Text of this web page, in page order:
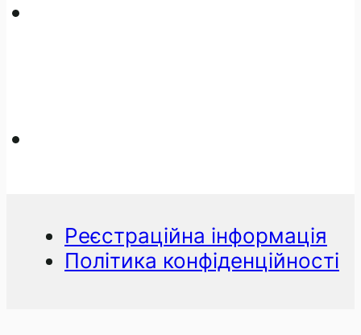
Реєстраційна інформація
Політика конфіденційності